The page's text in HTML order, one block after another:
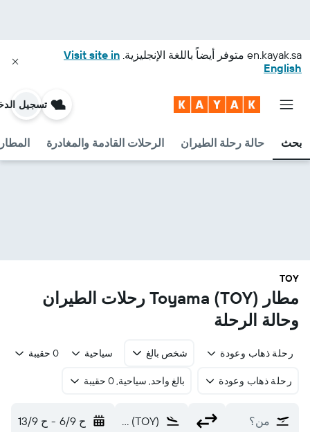
en.kayak.sa متوفر أيضاً باللغة الإنجليزية. Visit site in
English
بحث حالة رحلة الطيران الرحلات القادمة والمغادرة
تسجيل
TOY
مطار Toyama (TOY) رحلات الطيران
وحالة الرحلة
رحلة ذهاب وعودة شخص بالغ سياحية 0 حقيبة
رحلة ذهاب وعودة بالغ واحد, سياحية, 0 حقيبة
من؟ Toyama (TOY) ح 6/9 - ح 13/9